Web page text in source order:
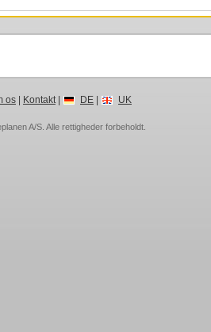
os| Kontakt| DE| UK
A/S . Alle rettigheder forbeholdt.